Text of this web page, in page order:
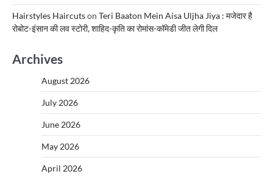
Hairstyles Haircutson Teri Baaton Mein Aisa Uljha Jiya : मजेदार है
रोबोट-इंसान की लव स्टोरी, शाहिद-कृति का रोमांस-कॉमेडी जीत लेगी दिल
Archives
August 2026
July 2026
June 2026
May 2026
April 2026